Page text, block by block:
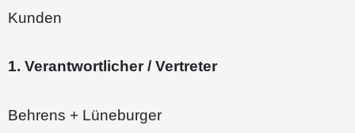
Kunden
1. Verantwortlicher / Vertreter
Behrens + Lüneburger